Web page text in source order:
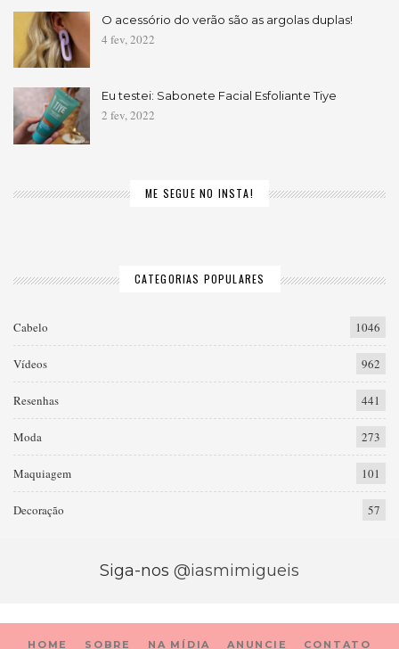
O acessório do verão são as argolas duplas!
4 fev, 2022
Eu testei: Sabonete Facial Esfoliante Tiye
2 fev, 2022
ME SEGUE NO INSTA!
CATEGORIAS POPULARES
Cabelo 1046
Vídeos 962
Resenhas 441
Moda 273
Maquiagem 101
Decoração 57
Siga-nos @iasmimigueis
HOME SOBRE NA MÍDIA ANUNCIE CONTATO